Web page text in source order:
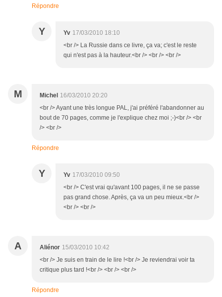
Répondre
Y Yv 17/03/2010 18:10
<br /> La Russie dans ce livre, ça va; c'est le reste
qui n'est pas à la hauteur.<br /> <br /> <br />
M Michel 16/03/2010 20:20
<br /> Ayant une très longue PAL, j'ai préféré l'abandonner au
bout de 70 pages, comme je l'explique chez moi ;-)<br /> <br
/> <br />
Répondre
Y Yv 17/03/2010 09:50
<br /> C'est vrai qu'avant 100 pages, il ne se passe
pas grand chose. Après, ça va un peu mieux.<br />
<br /> <br />
A Aliénor 15/03/2010 10:42
<br /> Je suis en train de le lire !<br /> Je reviendrai voir ta
critique plus tard !<br /> <br /> <br />
Répondre